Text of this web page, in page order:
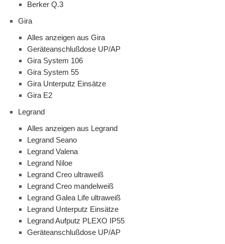
Berker Q.3
Gira
Alles anzeigen aus Gira
Geräteanschlußdose UP/AP
Gira System 106
Gira System 55
Gira Unterputz Einsätze
Gira E2
Legrand
Alles anzeigen aus Legrand
Legrand Seano
Legrand Valena
Legrand Niloe
Legrand Creo ultraweiß
Legrand Creo mandelweiß
Legrand Galea Life ultraweiß
Legrand Unterputz Einsätze
Legrand Aufputz PLEXO IP55
Geräteanschlußdose UP/AP